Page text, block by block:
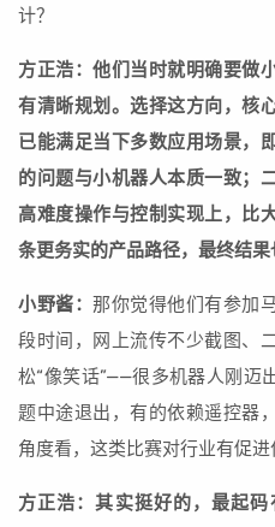
计？
方正浩：他们当时就明确要做
有清晰规划。选择这方向，核
已能满足当下多数应用场景，
的问题与小机器人本质一致；
高难度操作与控制实现上，比
条更务实的产品路径，最终结果
小野酱： 那你觉得他们有参加
段时间，网上流传不少截图、
松“像笑话”——很多机器人刚迈
题中途退出，有的依赖遥控器
角度看，这类比赛对行业有促进
方正浩：其实挺好的，最起